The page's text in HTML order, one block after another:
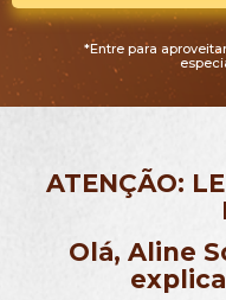
*Entre para
ATENÇÃO:
Olá, Aline